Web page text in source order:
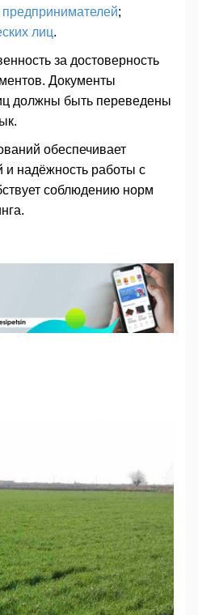
;
лиц.
за достоверность
Документы
должны быть переведены
обеспечивает
и надёжность работы с
соблюдению норм